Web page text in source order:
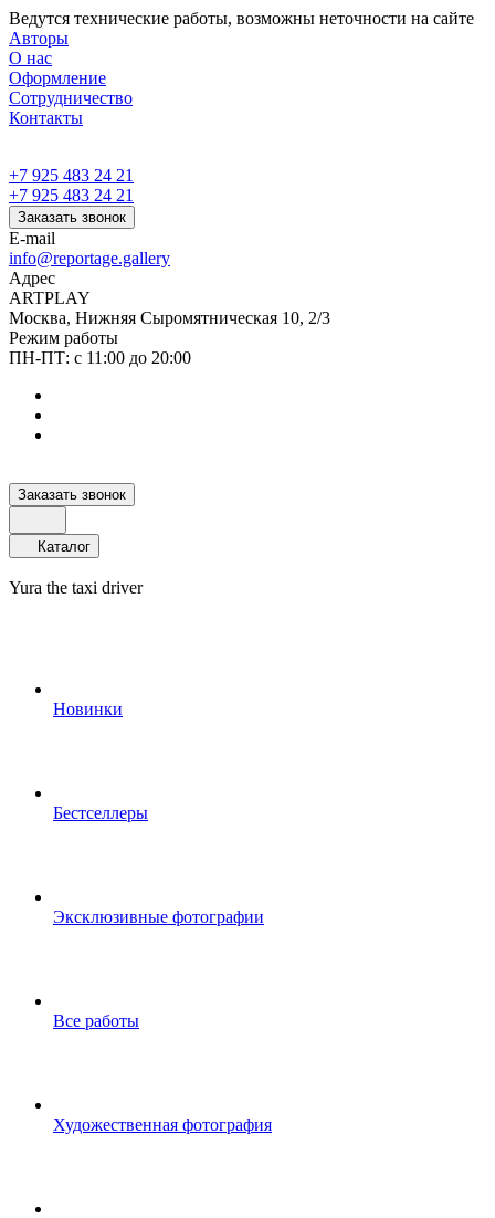
Ведутся технические работы, возможны неточности на сайте
Авторы
О нас
Оформление
Сотрудничество
Контакты
+7 925 483 24 21
+7 925 483 24 21
Заказать звонок
E-mail
info@reportage.gallery
Адрес
ARTPLAY
Москва, Нижняя Сыромятническая 10, 2/3
Режим работы
ПН-ПТ: с 11:00 до 20:00
Заказать звонок
Каталог
Yura the taxi driver
Новинки
Бестселлеры
Эксклюзивные фотографии
Все работы
Художественная фотография